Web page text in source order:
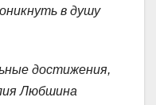
в душу
достижения,
Любшина